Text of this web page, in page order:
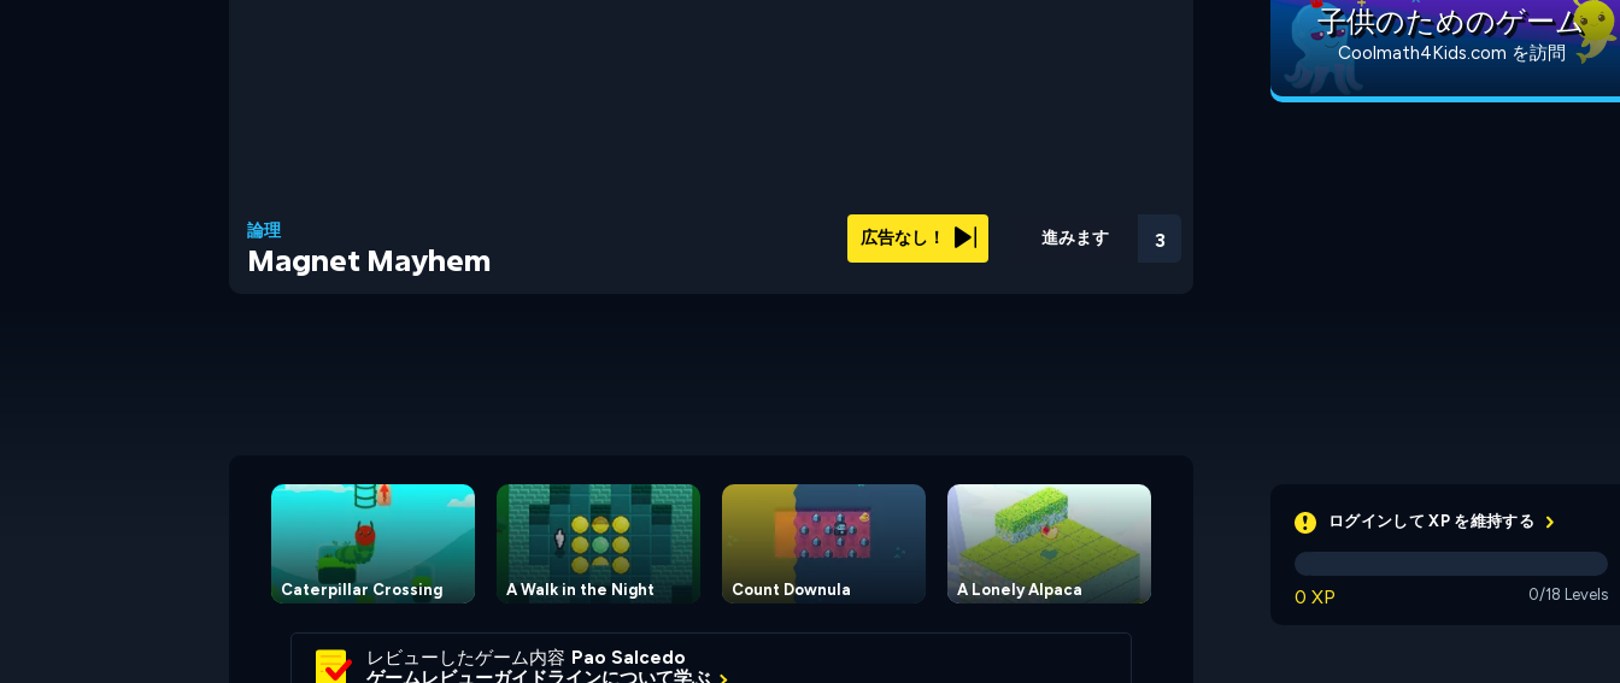
進みます 3
広告なし！
論理
Magnet Mayhem
Caterpillar Crossing A Walk in the Night Count Downula A Lonely Alpaca Elemental Tiles
レビューしたゲーム内容 Pao Salcedo
ゲームレビューガイドラインについて学ぶ
子供のためのゲーム
Coolmath4Kids.com を訪問
ログインして XP を維持する
0 XP 0/18 Levels